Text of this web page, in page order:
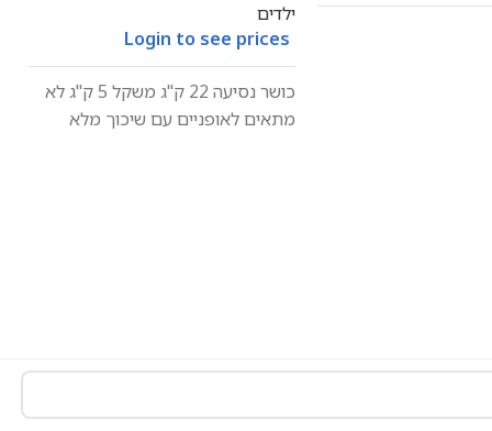
ילדים
Login to see prices
כושר נסיעה 22 ק"ג משקל 5 ק"ג לא
מתאים לאופניים עם שיכוך מלא